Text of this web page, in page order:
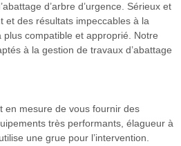
d’arbre d’urgence. Sérieux et
et des résultats impeccables à la
compatible et approprié. Notre
à la gestion de travaux d’abattage
en mesure de vous fournir des
très performants, élagueur à
une grue pour l’intervention.